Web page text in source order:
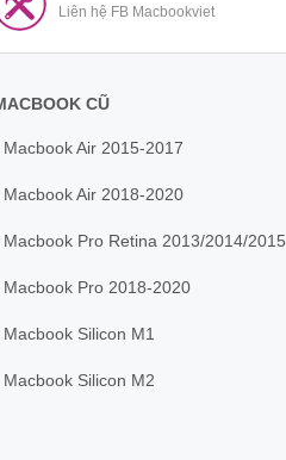
Liên hệ FB Macbookviet
CŨ
Macbook Air 2015-2017
Macbook Air 2018-2020
Macbook Pro Retina 2013/2014/2015
Macbook Pro 2018-2020
Macbook Silicon M1
Macbook Silicon M2